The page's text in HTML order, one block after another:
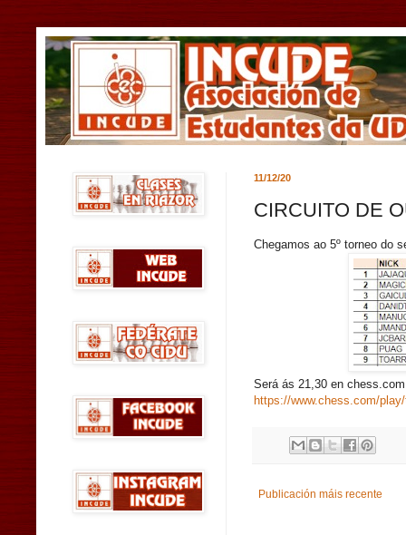
11/12/20
CIRCUITO DE
Chegamos ao 5º torneo do
Será ás 21,30 en chess.com
https://www.chess.com/
Publicación máis recente